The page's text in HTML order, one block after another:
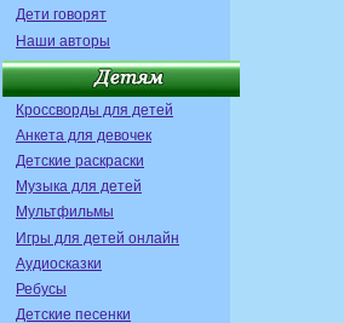
Дети говорят
Наши авторы
Кроссворды для детей
Анкета для девочек
Детские раскраски
Музыка для детей
Мультфильмы
Игры для детей онлайн
Аудиосказки
Ребусы
Детские песенки